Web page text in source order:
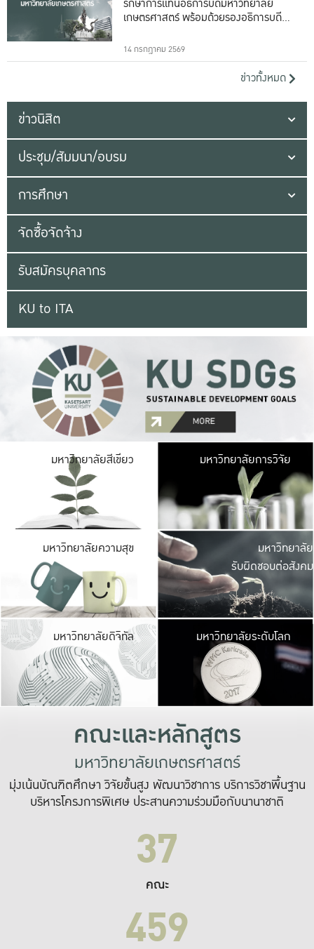
รักษาการแทนอธิการบดีมหาวิทยาลัย
เกษตรศาสตร์ พร้อมด้วยรองอธิการบดีทั้ง
14 กรกฎาคม 2569
ข่าวทั้งหมด
ข่าวนิสิต
ประชุม/สัมมนา/อบรม
การศึกษา
จัดซื้อจัดจ้าง
รับสมัครบุคลากร
KU to ITA
มหาวิทยาลัยสีเขียว มหาวิ
มีพื้นที่เขียวสดใส
เป็นป่าในเมือง เกษต
มหาวิทยาลัยการวิจัย
มหาวิทยาลัยความสุข มหาวิ
ค
เปิดประ
และพบเรื่องราวใ
มหาวิทยาลัย
รับผิดชอบต่อสังคม
มหาวิทยาลัยดิจิทัล มหาวิ
เปลี่ยนแปลง แล
เพื่อทำง
ระบบสารสนเทศ
มหาวิทยาลัยระดับโลก
คณะและหลักสูตร
มหาวิทยาลัยเกษตรศาสตร์
มุ่งเน้นบัณฑิตศึกษา วิจัยขั้นสูง พัฒนาวิชาการ บริการวิชาพื้นฐาน
บริหารโครงการพิเศษ ประสานความร่วมมือกับนานาชาติ
37
คณะ
459